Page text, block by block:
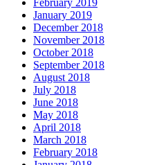
February 2019
January 2019
December 2018
November 2018
October 2018
September 2018
August 2018
July 2018
June 2018
May 2018
April 2018
March 2018
February 2018